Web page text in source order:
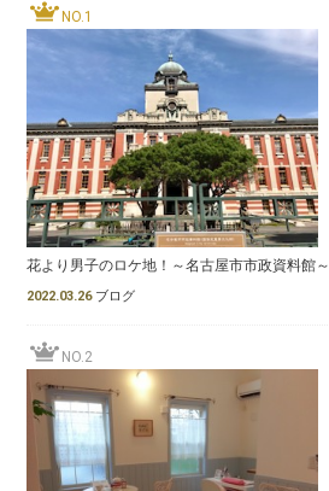
NO.1
花より男子のロケ地！～名古屋市市政資料館～
2022.03.26 ブログ
NO.2